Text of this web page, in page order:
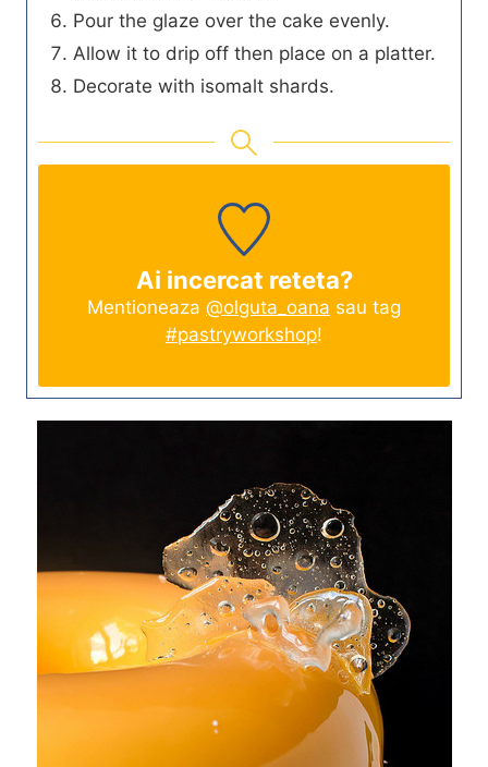
Pour the glaze over the cake evenly.
Allow it to drip off then place on a platter.
Decorate with isomalt shards.
Ai incercat reteta?
Mentioneaza @olguta_oana sau tag
#pastryworkshop!